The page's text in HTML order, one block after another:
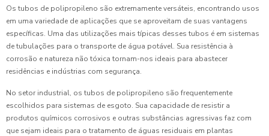
Os tubos de polipropileno são extremamente versáteis, encontrando usos
em uma variedade de aplicações que se aproveitam de suas vantagens
específicas. Uma das utilizações mais típicas desses tubos é em sistemas
de tubulações para o transporte de água potável. Sua resistência à
corrosão e natureza não tóxica tornam-nos ideais para abastecer
residências e indústrias com segurança.
No setor industrial, os tubos de polipropileno são frequentemente
escolhidos para sistemas de esgoto. Sua capacidade de resistir a
produtos químicos corrosivos e outras substâncias agressivas faz com
que sejam ideais para o tratamento de águas residuais em plantas